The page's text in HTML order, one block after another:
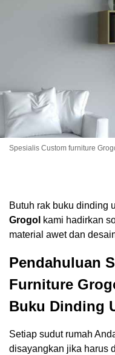
Spesialis Custom furniture
Butuh rak buku dinding
Grogol kami hadirkan
material awet dan
Pendahuluan
Furniture
Buku Dinding
Setiap sudut rumah
disayangkan jika harus